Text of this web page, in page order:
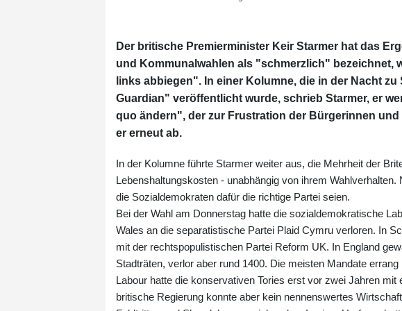
Der britische Premierminister Keir Starmer hat das
und Kommunalwahlen als "schmerzlich" bezeichnet,
links abbiegen". In einer Kolumne, die in der Nacht
Guardian" veröffentlicht wurde, schrieb Starmer, er
quo ändern", der zur Frustration der Bürgerinnen
er erneut ab.
In der Kolumne führte Starmer weiter aus, die Mehrheit der
Lebenshaltungskosten - unabhängig von ihrem
die Sozialdemokraten dafür die richtige Partei seien.
Bei der Wahl am Donnerstag hatte die sozialdemokratische
Wales an die separatistische Partei Plaid Cymru verloren. In
mit der rechtspopulistischen Partei Reform UK. In England
Stadträten, verlor aber rund 1400. Die meisten Mandate
Labour hatte die konservativen Tories erst vor zwei Jahren
britische Regierung konnte aber kein nennenswertes